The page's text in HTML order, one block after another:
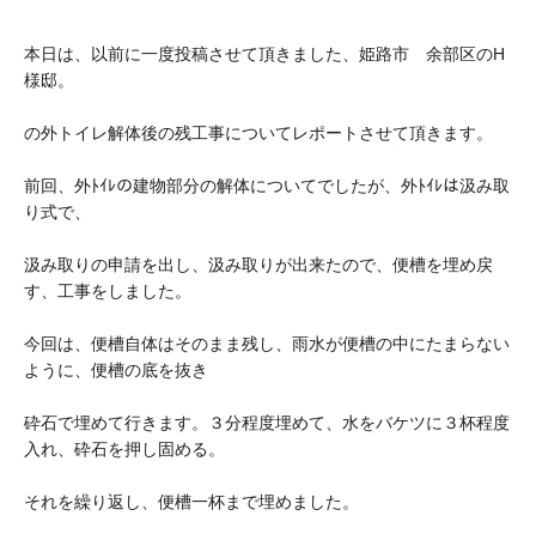
本日は、以前に一度投稿させて頂きました、姫路市 余部区のH
様邸。
の外トイレ解体後の残工事についてレポートさせて頂きます。
前回、外ﾄｲﾚの建物部分の解体についてでしたが、外ﾄｲﾚは汲み取
り式で、
汲み取りの申請を出し、汲み取りが出来たので、便槽を埋め戻
す、工事をしました。
今回は、便槽自体はそのまま残し、雨水が便槽の中にたまらない
ように、便槽の底を抜き
砕石で埋めて行きます。３分程度埋めて、水をバケツに３杯程度
入れ、砕石を押し固める。
それを繰り返し、便槽一杯まで埋めました。